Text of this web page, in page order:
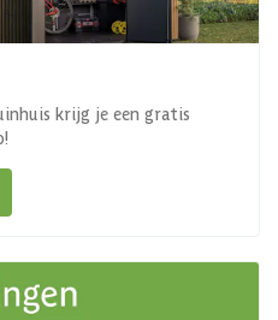
krijg je een gratis